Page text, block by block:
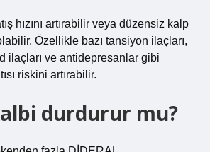
hızını artırabilir veya düzensiz kalp
Özellikle bazı tansiyon ilaçları,
ilaçları ve antidepresanlar gibi
riskini artırabilir.
durdurur mu?